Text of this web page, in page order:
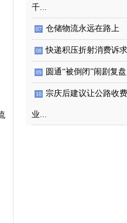
千...
07 仓储物流永远在路上
08 快递积压折射消费诉
09 圆通“被倒闭”闹剧复
10 宗庆后建议让公路收
业...